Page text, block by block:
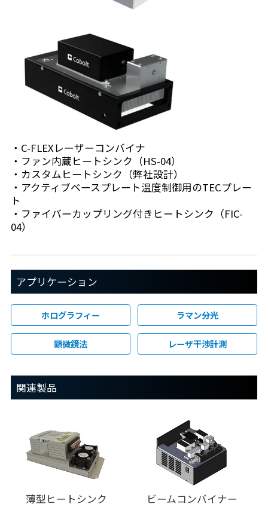
C-FLEXレーザーコンバイナ
ファン内蔵ヒートシンク（HS-04）
カスタムヒートシンク（弊社設計）
アクティブベースプレート温度制御用のTECプレー
ト
ファイバーカップリング付きヒートシンク（FIC-
04）
アプリケーション
ホログラフィー ラマン分光
顕微鏡法 レーザ干渉計測
関連製品
薄型ヒートシンク ビームコンバイナー